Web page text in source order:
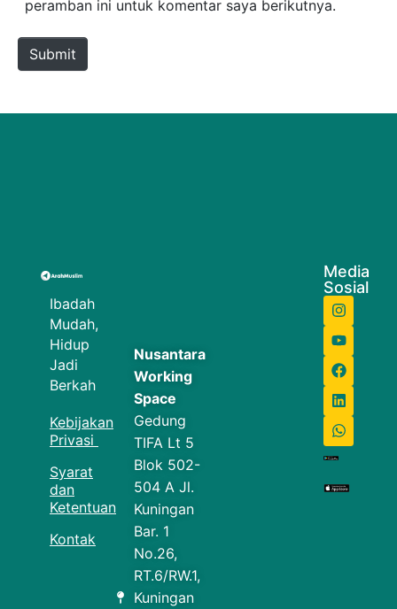
peramban ini untuk komentar saya berikutnya.
Submit
Ibadah
Mudah,
Hidup
Jadi
Berkah
Kebijakan
Privasi
Syarat
dan
Ketentuan
Kontak
Nusantara
Working
Space
Gedung
TIFA Lt 5
Blok 502-
504 A Jl.
Kuningan
Bar. 1
No.26,
RT.6/RW.1,
Kuningan
Media
Sosial